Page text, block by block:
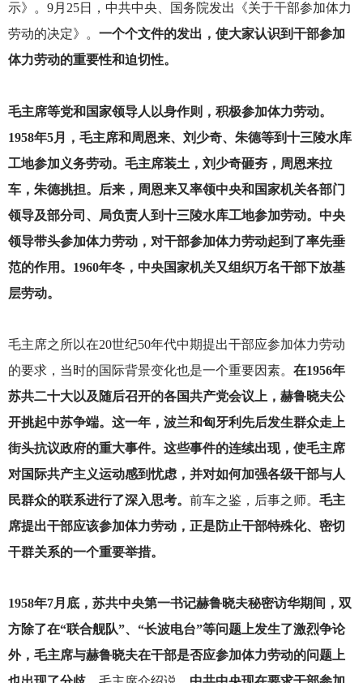
示》。9月25日，中共中央、国务院发出《关于干部参加体力
劳动的决定》。 一个个文件的发出，使大家认识到干部参加
体力劳动的重要性和迫切性。
毛主席等党和国家领导人以身作则，积极参加体力劳动。
1958年5月，毛主席和周恩来、刘少奇、朱德等到十三陵水库
工地参加义务劳动。毛主席装土，刘少奇砸夯，周恩来拉
车，朱德挑担。后来，周恩来又率领中央和国家机关各部门
领导及部分司、局负责人到十三陵水库工地参加劳动。中央
领导带头参加体力劳动，对干部参加体力劳动起到了率先垂
范的作用。1960年冬，中央国家机关又组织万名干部下放基
层劳动。
毛主席之所以在20世纪50年代中期提出干部应参加体力劳动
的要求，当时的国际背景变化也是一个重要因素。 在1956年
苏共二十大以及随后召开的各国共产党会议上，赫鲁晓夫公
开挑起中苏争端。这一年，波兰和匈牙利先后发生群众走上
街头抗议政府的重大事件。这些事件的连续出现，使毛主席
对国际共产主义运动感到忧虑，并对如何加强各级干部与人
民群众的联系进行了深入思考。 前车之鉴，后事之师。 毛主
席提出干部应该参加体力劳动，正是防止干部特殊化、密切
干群关系的一个重要举措。
1958年7月底，苏共中央第一书记赫鲁晓夫秘密访华期间，双
方除了在“联合舰队”、“长波电台”等问题上发生了激烈争论
外，毛主席与赫鲁晓夫在干部是否应参加体力劳动的问题上